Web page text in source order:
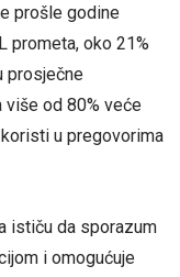
prošle godine
prometa, oko 21%
prosječne
više od 80% veće
u pregovorima
ističu da sporazum
i omogućuje